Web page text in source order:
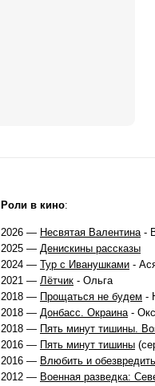
Роли в кино:
2026 — Несвятая Валентина-
2025 — Денискины рассказы
2024 — Тур с Иванушками -
2021 — Лётчик - Ольга
2018 — Прощаться не будем -
2018 — Донбасс. Окраина-
2018 — Пять минут тишины.
2016 — Пять минут тишины
2016 — Влюбить и обезвредить
2012 — Военная разведка: